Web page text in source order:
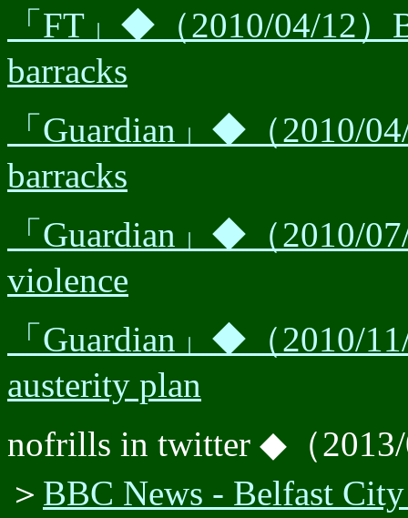
「FT」◆（2010/04/12）
barracks
「Guardian」◆（2010/
barracks
「Guardian」◆（2010/
violence
「Guardian」◆（2010/
austerity plan
nofrills in twitter ◆（
＞ BBC News - Belfast